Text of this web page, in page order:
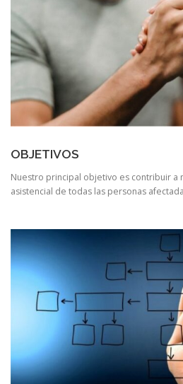
OBJETIVOS
Nuestro principal objetivo es contribuir a
asistencial de todas las personas